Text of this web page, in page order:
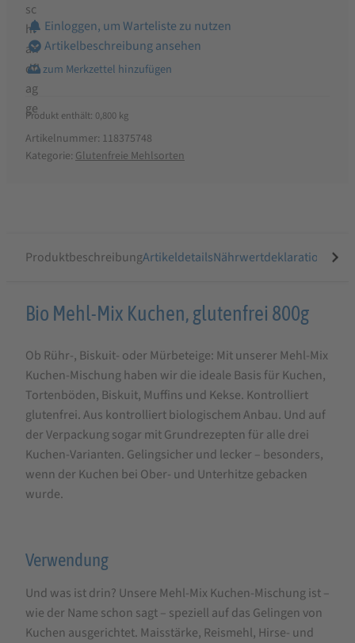
Einloggen, um Warteliste zu nutzen
Artikelbeschreibung ansehen
Produkt enthält: 0,800 kg
Artikelnummer: 118375748
Kategorie: Glutenfreie Mehlsorten
ProduktbeschreibungArtikeldetailsNährwertdeklaration
Produktbeschreibung
Bauckhof
Bio
Mehl-
Mix
Kuchen,
glutenfrei
Bio Mehl-Mix Kuchen, glutenfrei 800g
Ob Rühr-, Biskuit- oder Mürbeteige: Mit unserer Mehl-Mix
Kuchen-Mischung haben wir die ideale Basis für Kuchen,
Tortenböden, Biskuit, Muffins und Kekse. Kontrolliert
glutenfrei. Aus kontrolliert biologischem Anbau. Und auf
der Verpackung sogar mit Grundrezepten für alle drei
Kuchen-Varianten. Gelingsicher und lecker – besonders,
wenn der Kuchen bei Ober- und Unterhitze gebacken
wurde.
Verwendung
Und was ist drin? Unsere Mehl-Mix Kuchen-Mischung ist –
wie der Name schon sagt – speziell auf das Gelingen von
Kuchen ausgerichtet. Maisstärke, Reismehl, Hirse- und